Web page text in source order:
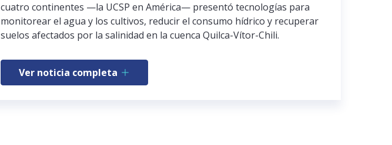
cuatro continentes —la UCSP en América— presentó tecnologías para
monitorear el agua y los cultivos, reducir el consumo hídrico y recuperar
suelos afectados por la salinidad en la cuenca Quilca-Vítor-Chili.
Ver noticia completa